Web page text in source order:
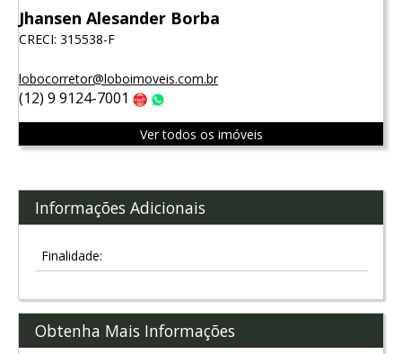
Jhansen Alesander Borba
CRECI: 315538-F
lobocorretor@loboimoveis.com.br
(12) 9 9124-7001 Claro
Ver todos os imóveis
Informações Adicionais
Finalidade:
Obtenha Mais Informações